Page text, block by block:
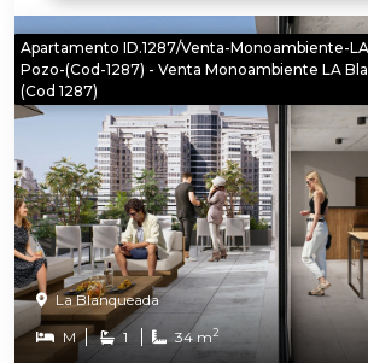
Apartamento ID.1287/Venta-Monoambiente-
Pozo-(cod-1287) - Venta Monoambiente LA
(cod 1287)
La Blanqueada
M 1 34 m2